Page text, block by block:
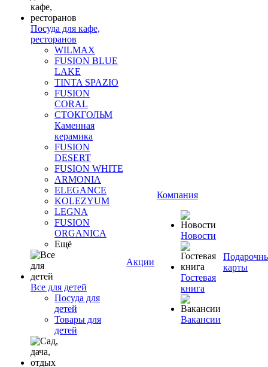
Посуда для кафе,
ресторанов
WILMAX
FUSION BLUE
LAKE
TINTA SPAZIO
FUSION
CORAL
СТОКГОЛЬМ
Каменная
керамика
FUSION
DESERT
FUSION WHITE
ARMONIA
ELEGANCE
KOLEZYUM
LEGNA
FUSION
ORGANICA
Ещё
Все для детей
Посуда для
детей
Товары для
детей
Акции
Компания
Новости
Гостевая
книга
Вакансии
карты